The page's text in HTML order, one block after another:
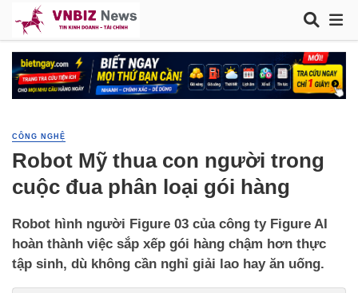
CÔNG NGHỆ
Robot Mỹ thua con người trong
cuộc đua phân loại gói hàng
Robot hình người Figure 03 của công ty Figure AI
hoàn thành việc sắp xếp gói hàng chậm hơn thực
tập sinh, dù không cần nghỉ giải lao hay ăn uống.